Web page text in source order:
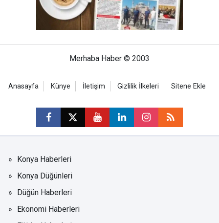
Merhaba Haber © 2003
Anasayfa Künye İletişim Gizlilik İlkeleri Sitene Ekle
Konya Haberleri
Konya Düğünleri
Düğün Haberleri
Ekonomi Haberleri